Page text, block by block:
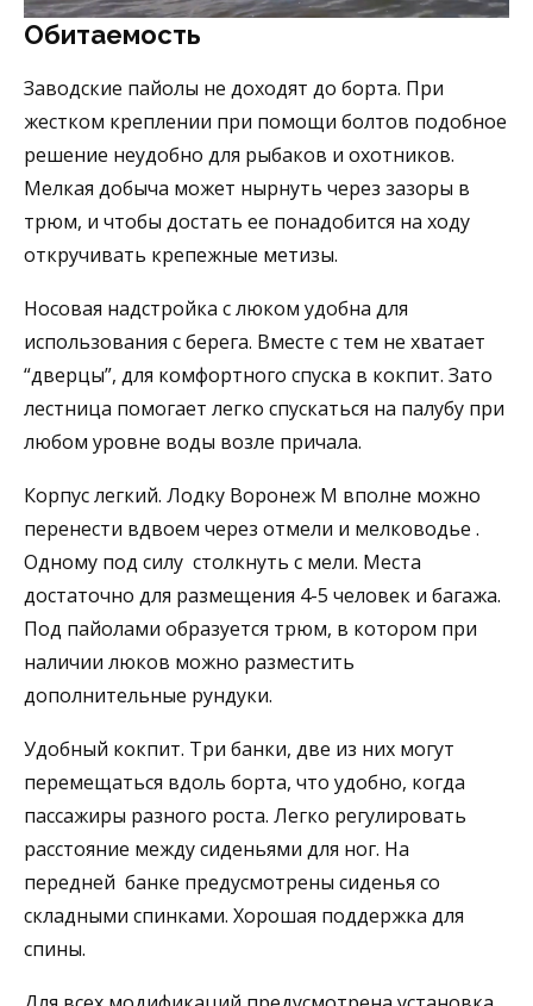
Обитаемость
Заводские пайолы не доходят до борта. При
жестком креплении при помощи болтов подобное
решение неудобно для рыбаков и охотников.
Мелкая добыча может нырнуть через зазоры в
трюм, и чтобы достать ее понадобится на ходу
откручивать крепежные метизы.
Носовая надстройка с люком удобна для
использования с берега. Вместе с тем не хватает
“дверцы”, для комфортного спуска в кокпит. Зато
лестница помогает легко спускаться на палубу при
любом уровне воды возле причала.
Корпус легкий. Лодку Воронеж М вполне можно
перенести вдвоем через отмели и мелководье .
Одному под силу столкнуть с мели. Места
достаточно для размещения 4-5 человек и багажа.
Под пайолами образуется трюм, в котором при
наличии люков можно разместить
дополнительные рундуки.
Удобный кокпит. Три банки, две из них могут
перемещаться вдоль борта, что удобно, когда
пассажиры разного роста. Легко регулировать
расстояние между сиденьями для ног. На
передней банке предусмотрены сиденья со
складными спинками. Хорошая поддержка для
спины.